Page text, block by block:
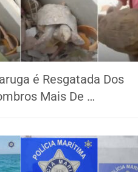
é Resgatada Dos
Mais De …